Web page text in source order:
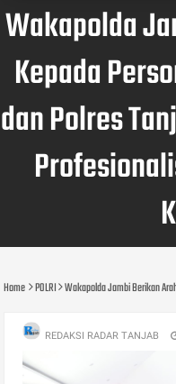
Wakapolda
Kepada
dan Polres
Home POLRI Wakapolda Jambi Berikan
REDAKSI RADAR TANJAB